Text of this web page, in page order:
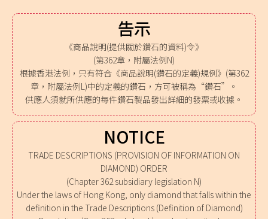
告示
《商品說明(提供關於鑽石的資料)令》
(第362章，附屬法例N)
根據香港法例，只有符合《商品說明(鑽石的定義)規例》(第362
章，附屬法例L)中的定義的鑽石，方可被稱為“鑽石”。
供應人須就所供應的每件鑽石製品發出詳細的發票或收據。
NOTICE
TRADE DESCRIPTIONS (PROVISION OF INFORMATION ON
DIAMOND) ORDER
(Chapter 362 subsidiary legislation N)
Under the laws of Hong Kong, only diamond that falls within the
definition in the Trade Descriptions (Definition of Diamond)